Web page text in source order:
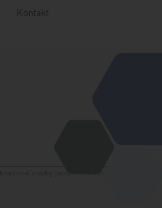
Kontakt